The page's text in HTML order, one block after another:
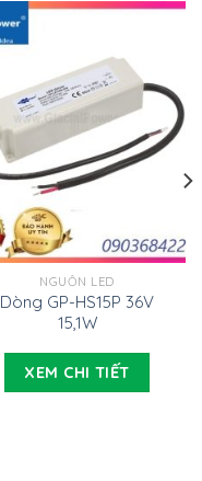
NGUỒN LED
Dòng GP-HS15P 36V
15,1W
XEM CHI TIẾT